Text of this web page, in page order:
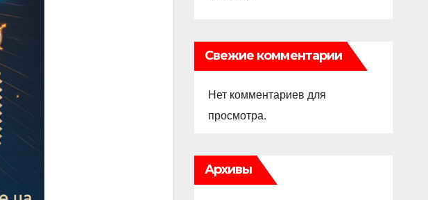
Свежие комментарии
Нет комментариев для
просмотра.
Архивы